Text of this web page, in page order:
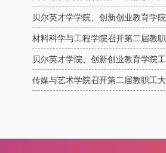
贝尔英才学学院、创新创业教育学
材料科学与工程学院召开第二届教
贝尔英才学院、创新创业教育学院
传媒与艺术学院召开第二届教职工